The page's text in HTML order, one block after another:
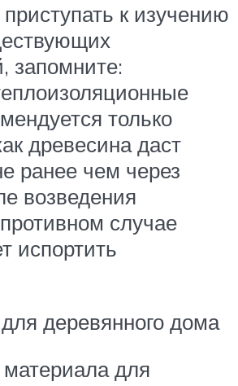
к изучению
запомните:
только
древесина даст
ранее чем через
возведения
случае
испортить
деревянного дома
для